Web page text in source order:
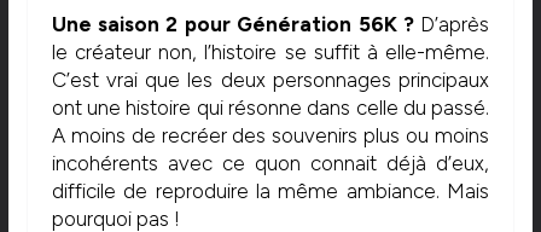
Une saison 2 pour Génération 56K ?D’après
le créateur non, l’histoire se suffit à elle-même.
C’est vrai que les deux personnages principaux
ont une histoire qui résonne dans celle du passé.
A moins de recréer des souvenirs plus ou moins
incohérents avec ce quon connait déjà d’eux,
difficile de reproduire la même ambiance. Mais
pourquoi pas !